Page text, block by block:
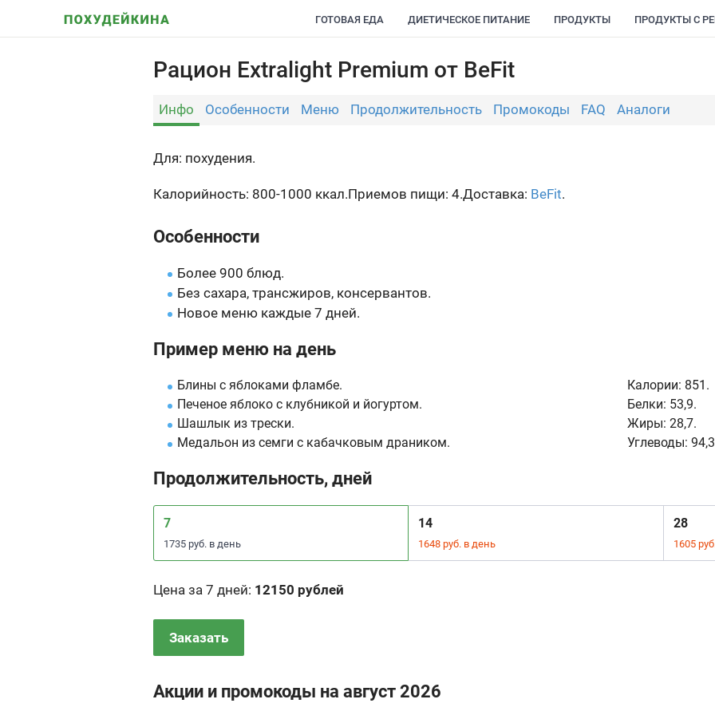
ГОТОВАЯ ЕДА ДИЕТИЧЕСКОЕ ПИТАНИЕ ПРОДУКТЫ ПРОДУКТЫ С
Рацион Extralight Premium от BeFit
Инфо Особенности Меню Продолжительность Промокоды FAQ Аналоги
Для: похудения.
Калорийность: 800-1000 ккал.Приемов пищи: 4.Доставка: BeFit.
Особенности
Более 900 блюд.
Без сахара, трансжиров, консервантов.
Новое меню каждые 7 дней.
Пример меню на день
Блины с яблоками фламбе.
Печеное яблоко с клубникой и йогуртом.
Шашлык из трески.
Медальон из семги с кабачковым драником.
Калории: 851.
Белки: 53,9.
Жиры: 28,7.
Углеводы:
Продолжительность, дней
7
1735 руб. в день
14
1648 руб. в день
28
1605
Цена за 7 дней: 12150 рублей
Заказать
Акции и промокоды на август 2026